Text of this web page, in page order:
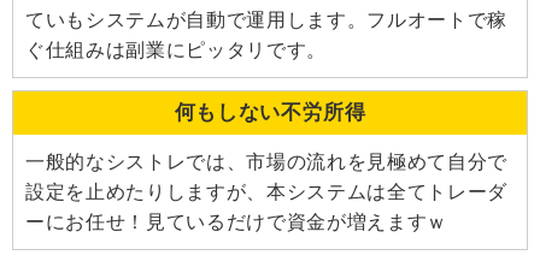
ていもシステムが自動で運用します。フルオートで稼
ぐ仕組みは副業にピッタリです。
何もしない不労所得
一般的なシストレでは、市場の流れを見極めて自分で
設定を止めたりしますが、本システムは全てトレーダ
ーにお任せ！見ているだけで資金が増えますｗ